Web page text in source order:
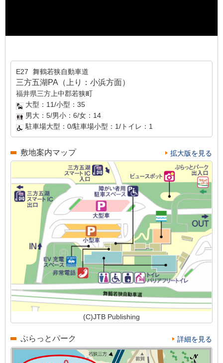
E27 舞鶴若狭自動車道
三方五湖PA（上り：小浜方面）
福井県三方上中郡若狭町
大型：11/小型：35
男大：5/男小：6/女：14
駐車場大型：0/駐車場小型：1/トイレ：1
敷地案内マップ 拡大版を見る
(C)JTB Publishing
ぷらっとパーク 詳細を見る